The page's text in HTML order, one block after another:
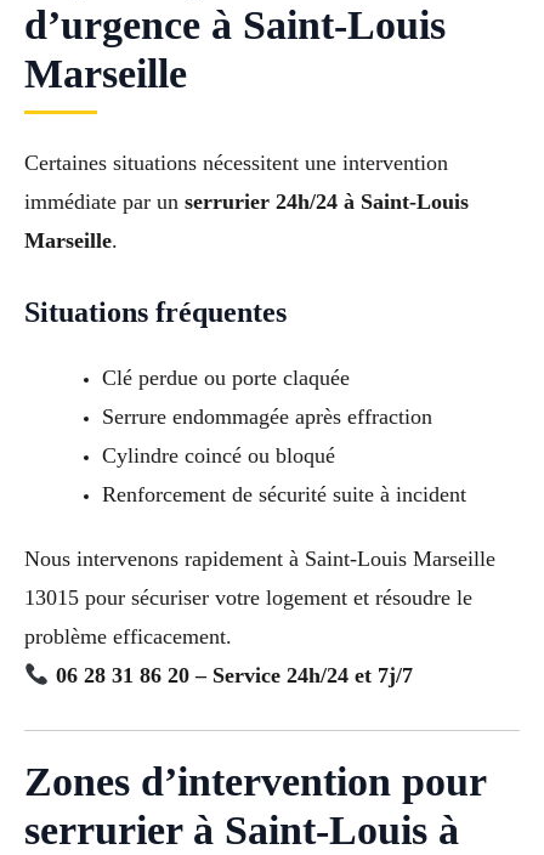
d’urgence à Saint-Louis
Marseille
Certaines situations nécessitent une intervention
immédiate par un serrurier 24h/24 à Saint-Louis
Marseille.
Situations fréquentes
Clé perdue ou porte claquée
Serrure endommagée après effraction
Cylindre coincé ou bloqué
Renforcement de sécurité suite à incident
Nous intervenons rapidement à Saint-Louis Marseille
13015 pour sécuriser votre logement et résoudre le
problème efficacement.
06 28 31 86 20 – Service 24h/24 et 7j/7
Zones d’intervention pour
serrurier à Saint-Louis à